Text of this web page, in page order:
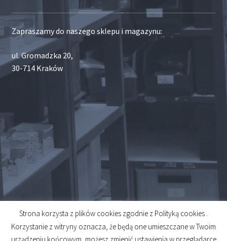
Zapraszamy do naszego sklepu i magazynu:
ul. Gromadzka 20,
30-714 Kraków
© 2026
Created byMidero
Strona korzysta z plików cookies zgodnie z Polityką cookies .
Korzystanie z witryny oznacza, że będą one umieszczane w Twoim